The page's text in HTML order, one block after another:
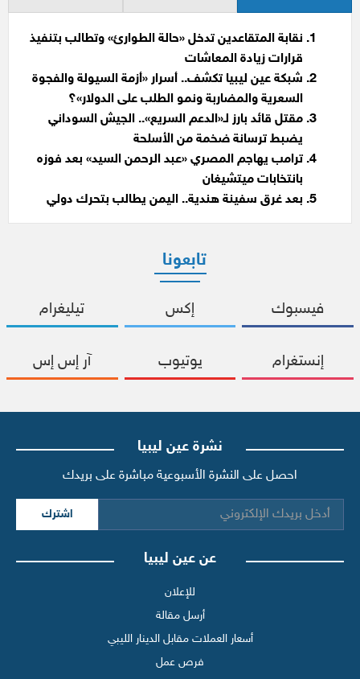
نقابة المتقاعدين تدخل «حالة الطوارئ» وتطالب بتنفيذ
قرارات زيادة المعاشات
شبكة عين ليبيا تكشف.. أسرار «أزمة السيولة والفجوة
السعرية والمضاربة ونمو الطلب على الدولار»؟
مقتل قائد بارز لـ«الدعم السريع».. الجيش السوداني
يضبط ترسانة ضخمة من الأسلحة
ترامب يهاجم المصري «عبد الرحمن السيد» بعد فوزه
بانتخابات ميتشيغان
بعد غرق سفينة هندية.. اليمن يطالب بتحرك دولي
تابعونا
فيسبوك إكس تيليغرام
إنستغرام يوتيوب آر إس إس
نشرة عين ليبيا
احصل على النشرة الأسبوعية مباشرة على بريدك
اشترك
عن عين ليبيا
للإعلان
أرسل مقالة
أسعار العملات مقابل الدينار الليبي
فرص عمل